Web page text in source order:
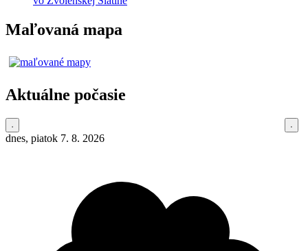
Maľovaná mapa
Aktuálne počasie
dnes, piatok 7. 8. 2026